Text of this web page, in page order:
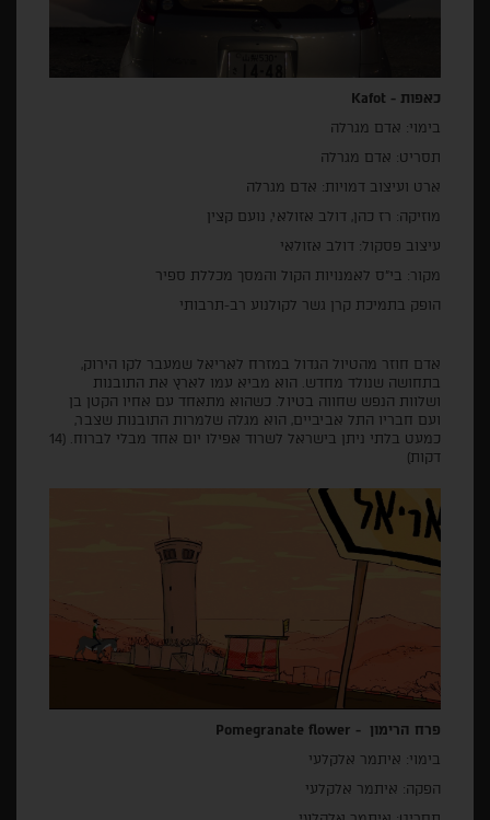
כאפות -
Kafot
בימוי: אדם מגרלה
תסריט: אדם מגרלה
ארט ועיצוב דמויות: אדם מגרלה
מוזיקה: רז כהן, דולב אזולאי, נועם קצין
עיצוב פסקול: דולב אזולאי
מקור: בי"ס לאמנויות הקול והמסך מכללת ספיר
הופק בתמיכת קרן גשר לקולנוע רב-תרבותי
אדם חוזר מהטיול הגדול במזרח לאריאל שמעבר לקו הירוק,
בתחושה שנולד מחדש. הוא מביא עמו לארץ את התובנות
ושלוות הנפש שחווה בטיול. כשהוא מתאחד עם אחיו הקטן בן
ועם חבריו התל אביביים, הוא מגלה שלמרות התובנות שצבר,
כמעט בלתי ניתן בישראל לשרוד אפילו יום אחד מבלי לברוח. (14
דקות)
פרח הרימון -
Pomegranate flower
בימוי: איתמר אלקלעי
הפקה: איתמר אלקלעי